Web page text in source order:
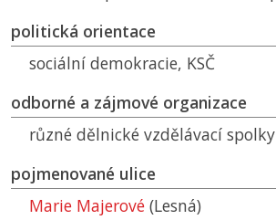
politická orientace
sociální demokracie, KSČ
odborné a zájmové organizace
různé dělnické vzdělávací spolky
pojmenované ulice
Marie Majerové (Lesná)